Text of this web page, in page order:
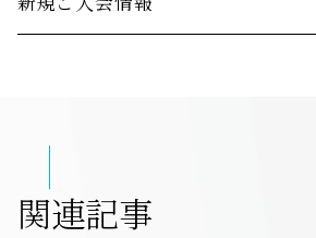
関連記事